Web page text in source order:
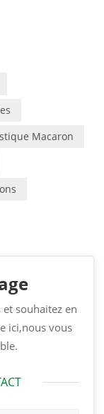
Macaron
souhaitez en
ici,nous vous